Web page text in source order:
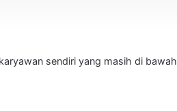
sendiri yang masih di